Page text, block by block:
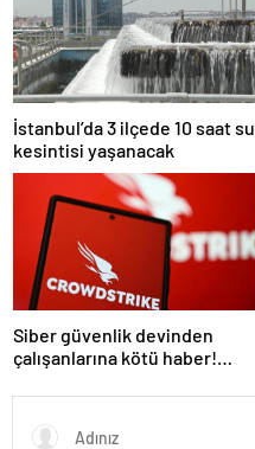
İstanbul’da 3 ilçede 10 saat su
kesintisi yaşanacak
Siber güvenlik devinden
çalışanlarına kötü haber!